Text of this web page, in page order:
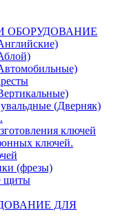
ОБОРУДОВАНИЕ
(Дверняк)
ключей
ключей.
(фрезы)
щиты
ДЛЯ